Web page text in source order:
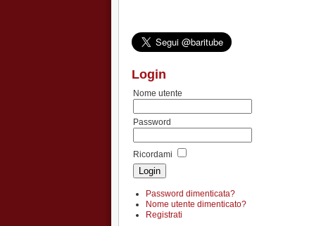
Login
Nome utente
Password
Ricordami
Password dimenticata?
Nome utente dimenticato?
Registrati